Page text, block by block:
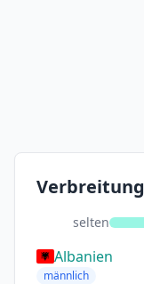
Verbreitung
selten
Albanien
männlich